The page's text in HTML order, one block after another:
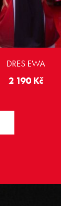
DRES EWA
2 190 Kč